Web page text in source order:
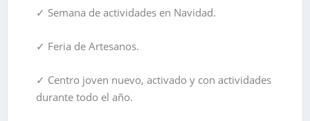
✓ Semana de actividades en Navidad.
✓ Feria de Artesanos.
✓ Centro joven nuevo, activado y con actividades
durante todo el año.